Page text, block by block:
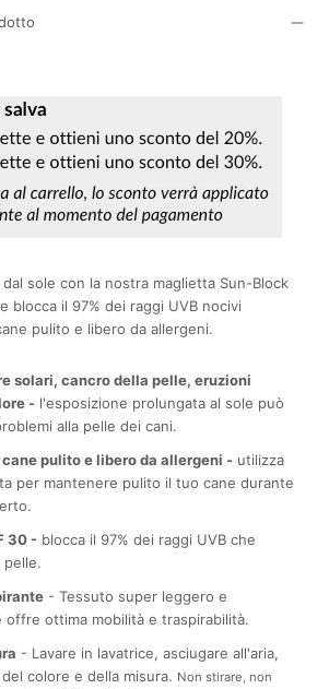
sole con la nostra maglietta Sun-Block
blocca il 97% dei raggi UVB nocivi
pulito e libero da allergeni.
solari, cancro della pelle, eruzioni
- l'esposizione prolungata al sole può
alla pelle dei cani.
pulito e libero da allergeni - utilizza
per mantenere pulito il tuo cane durante
30 - blocca il 97% dei raggi UVB che
pelle.
- Tessuto super leggero e
offre ottima mobilità e traspirabilità.
- Lavare in lavatrice, asciugare all'aria,
colore e della misura. Non stirare, non